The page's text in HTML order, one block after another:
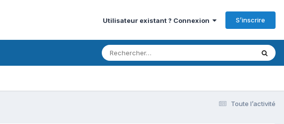
Utilisateur existant ? Connexion S’inscrire
Toute l’activité